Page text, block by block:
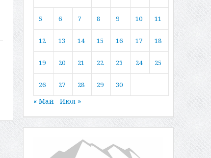
5 6 7 8 9 10 11
12 13 14 15 16 17 18
19 20 21 22 23 24 25
26 27 28 29 30
« Май Июл »